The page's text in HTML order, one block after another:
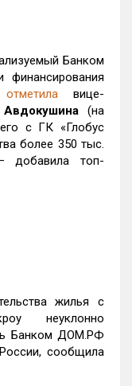
Банком
отметилавице-
(на
с ГК «Глобус
более 350 тыс.
добавила топ-
жилья с
неуклонно
Банком ДОМ.РФ
сообщила